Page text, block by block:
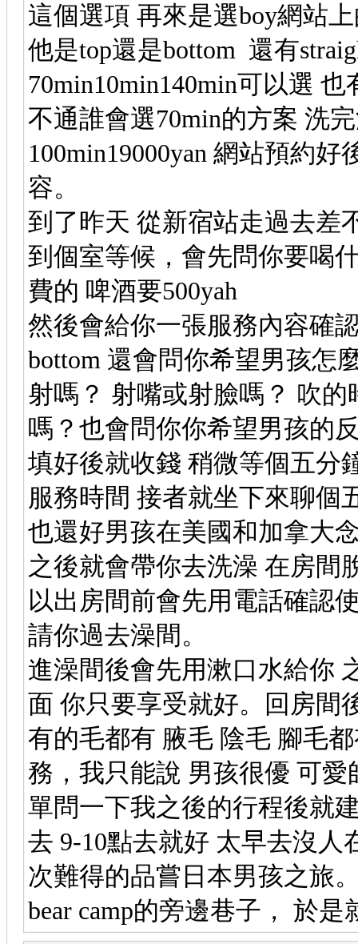
這個選項 再來是選boy網站
他是top還是bottom 還有
70min10min140min可以選
不通誰會選70min的方案 洗
100min19000yan 網站預約
容。
到了昨天 從新宿站走過去差
到個室等候，會先問你要喝
費的 啤酒要500yah
然後會給你一張服務內容確
bottom 還會問你希望男孩怎
射嗎？ 射嘴或射臉嗎？ 吹
嗎？也會問你你希望男孩的
填好後就收錢 稍微等個五分
服務時間 接者就坐下來聊個
也還好男孩在美國和加拿大
之後就會帶你去洗澡 在房間
以出房間前會先用電話確認
請你過去澡間。
進澡間後會先用漱口水給你
面 你只要享受就好。回房間
有的毛都有 腋毛 陰毛 腳毛
務，我只能說 男孩很優 可
單問一下我之後的行程後就
去 9-10點去就好 太早去沒
次難得的品嘗日本男孩之旅
bear camp的旁邊巷子， 於